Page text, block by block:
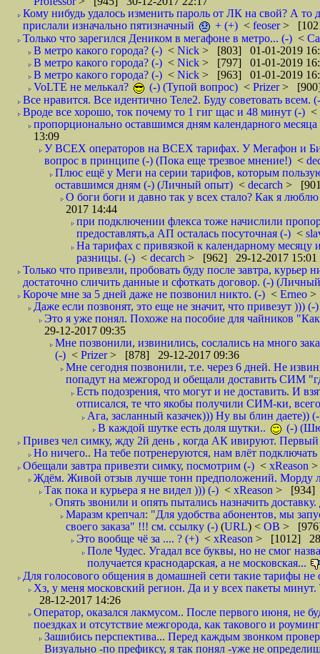
Кому нибудь удалось изменить пароль от ЛК на свой? А то
прислали изначально пятизначный
+ (+) < feoser>
Только что зарегился Деником в мегафоне в метро... (-) <
В метро какого города? (-) < Nick > [803] 01-01-2019
В метро какого города? (-) < Nick > [797] 01-01-2019
В метро какого города? (-) < Nick > [963] 01-01-2019
VoLTE не мелькал?
(-) (Тупой вопрос) < Prizer>
Все нравится. Все идентично Теле2. Буду советовать всем.
Вроде все хорошо, ток почему то 1 гиг щас и 48 минут (-) <
пропорционально оставшимся дням календарного
13:09
У ВСЕХ операторов на ВСЕХ тарифах. У Мегафон и Би
вопрос в принципе (-) (Пока еще трезвое мнение!) <
Плюс ещё у Меги на серии тарифов, которым
оставшимся дням (-) (Личный опыт) < decarch >
О боги боги и давно так у всех стало? Как я
2017 14:44
при подключении флекса тоже начислили
предоставлять,а АП осталась посуточная (-) <
На тарифах с привязкой к календарному
разницы. (-) < decarch > [962] 29-12-2017 15:01
Только что привезли, пробовать буду после завтра,
достаточно сличить данные и сфоткать договор. (-)
Короче мне за 5 дней даже не позвонил никто. (-) < Erneo >
Даже если позвонят, это еще не значит, что привезут ))) (-)
Это я уже понял. Похоже на пособие для чайников
29-12-2017 09:35
Мне позвонили, извинились, сослались на много
(-) < Prizer> [878] 29-12-2017 09:36
Мне сегодня позвонили, т.е. через 6 дней. Не
попадут на межгород и обещали доставить СИМ
Есть подозрения, что могут и не доставить. И
отписался, те что якобы получили СИМ-ки,
Ага, засланный казачек))) Ну вы блин даете))
В каждой шутке есть доля шутки..
(-)
Привез чел симку, жду 2й день , когда АК ивируют. Первый
Но ничего.. На тебе потренеруются, нам влёт подключать
Обещали завтра привезти симку, посмотрим (-) < xReason
Ждём. Живой отзыв лучше тонн предположений. Морду
Так пока и курьера я не видел ))) (-) < xReason > [934]
Опять звонили и опять пытались назначить
Маразм крепчал: "Для удобства абонентов, мы
своего заказа" !!! см. ссылку (-) (URL) < ОВ >
Это вообще чё за .... ? (+) < xReason > [1012]
Поле Чудес. Угадал все буквы, но не смог
получается краснодарская, а не московская...
Для голосового общения в домашней сети такие тарифы не
Хз, у меня московский регион. Да и у всех пакеты
28-12-2017 14:26
Оператор, оказался лакмусом.. После первого июня, не
поездках и отсутствие межгорода, как такового и
Зашибись перспектива... Перед каждым звонком
Визуально -по префиксу, я так понял -уже не